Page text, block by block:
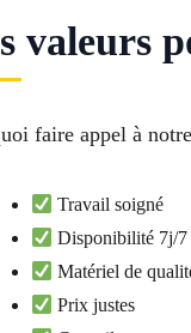
valeurs
faire appel à
Travail soigné
Disponibilité 7j/7
Matériel de
Prix justes